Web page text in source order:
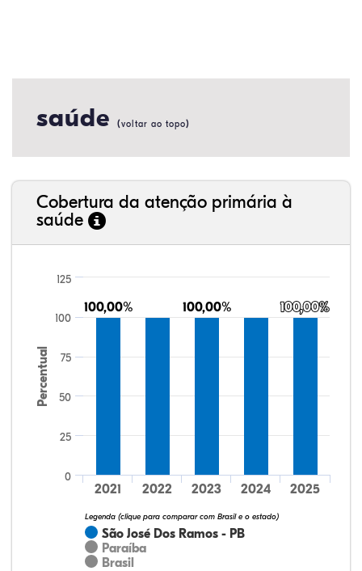
saúde (voltar ao topo)
Cobertura da atenção primária à
saúde
Percentual
100,00%
100,00% 100,00%
100,00% 100,00%
100,00%
São José Dos Ramos - PB
Paraíba
Brasil
Legenda (clique para comparar com Brasil e o estado)
2021 2022 2023 2024 2025
0
25
50
75
100
125
25,93%
3,70%
0,00%
70,37%
0,00%
0,00%
32,28%
12,07%
0,23%
51,73%
2,94%
0,75%